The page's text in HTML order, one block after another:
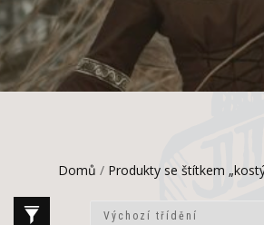
Domů / Produkty se štítkem